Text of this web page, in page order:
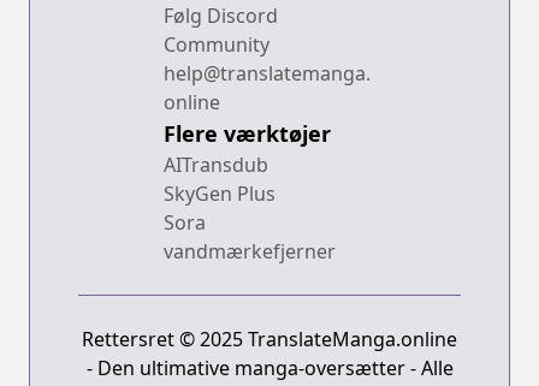
Følg Discord
Community
help@translatemanga.
online
Flere værktøjer
AITransdub
SkyGen Plus
Sora
vandmærkefjerner
Rettersret © 2025 TranslateManga.online
- Den ultimative manga-oversætter - Alle